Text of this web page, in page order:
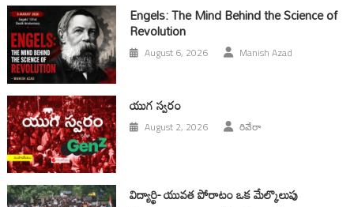
Engels: The Mind Behind the Science of
Revolution
August 6, 2026 Manish Azad
యుగ స్వ‌రం
August 2, 2026 రివేరా
విద్యార్థి- యువత పోరాటం ఒక మేల్కొలుపు